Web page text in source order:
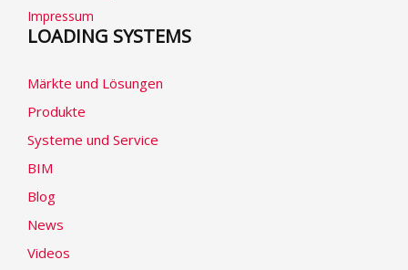
Impressum
LOADING SYSTEMS
Märkte und Lösungen
Produkte
Systeme und Service
BIM
Blog
News
Videos